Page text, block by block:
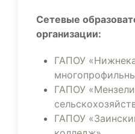
Сетевые
организации:
ГАПОУ
ГАПОУ
ГАПОУ